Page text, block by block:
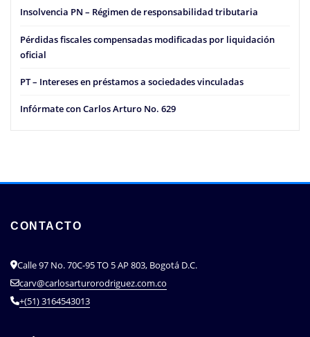
Insolvencia PN – Régimen de responsabilidad tributaria
Pérdidas fiscales compensadas modificadas por liquidación
oficial
PT – Intereses en préstamos a sociedades vinculadas
Infórmate con Carlos Arturo No. 629
CONTACTO
Calle 97 No. 70C-95 TO 5 AP 803, Bogotá D.C.
carv@carlosarturorodriguez.com.co
+(51) 3164543013